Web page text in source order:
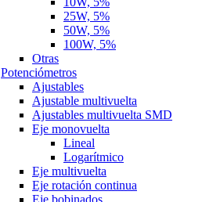
25W, 5%
50W, 5%
100W, 5%
Otras
Potenciómetros
Ajustables
Ajustable multivuelta
Ajustables multivuelta SMD
Eje monovuelta
Lineal
Logarítmico
Eje multivuelta
Eje rotación continua
Eje bobinados